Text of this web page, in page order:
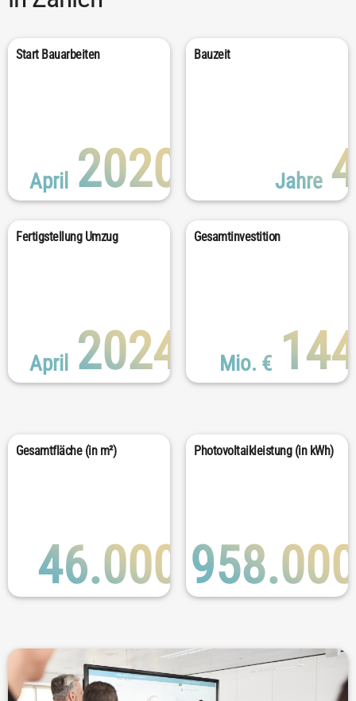
Start Bauarbeiten
April 2020
Bauzeit
Jahre 4
Fertigstellung Umzug
April 2024
Gesamtinvestition
Mio. € 144
Gesamtfläche (in m²)
46.000
Photovoltaikleistung (in kWh)
958.000